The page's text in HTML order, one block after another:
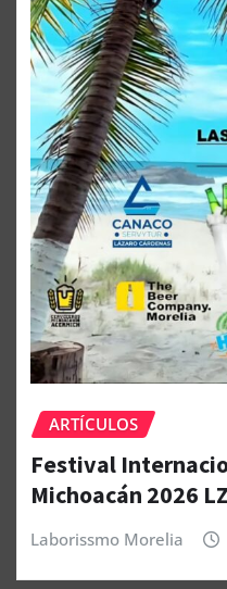
ARTÍCULOS
Festival
Michoacán 2026
Laborissmo Morelia